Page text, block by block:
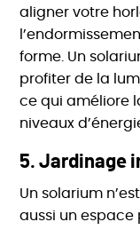
aligner votre
forme. Un
profiter de la
ce qui améliore
niveaux
5. Jardinage
Un solarium
aussi un